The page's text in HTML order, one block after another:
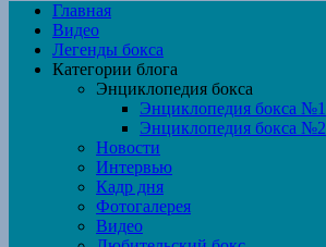
Главная
Видео
Легенды бокса
Категории блога
Энциклопедия бокса
Энциклопедия бокса №1
Энциклопедия бокса №2
Новости
Интервью
Кадр дня
Фотогалерея
Видео